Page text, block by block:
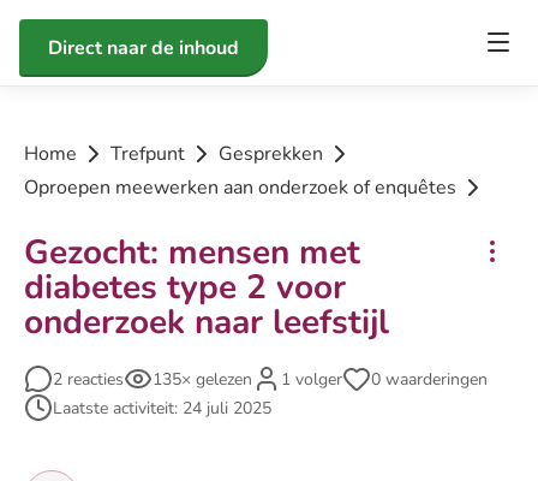
Direct naar de inhoud
Home Trefpunt
Gesprekken
Oproepen meewerken aan onderzoek of enquêtes
Gezocht: mensen met
diabetes type 2 voor
onderzoek naar leefstijl
2 reacties 135× gelezen 1 volger
0 waarderingen
Laatste activiteit: 24 juli 2025